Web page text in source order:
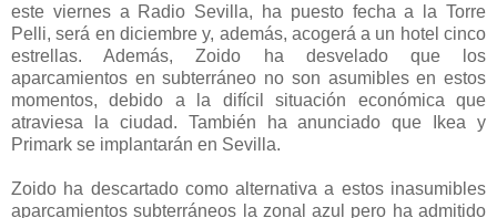
este viernes a Radio Sevilla, ha puesto fecha a la Torre
Pelli, será en diciembre y, además, acogerá a un hotel cinco
estrellas. Además, Zoido ha desvelado que los
aparcamientos en subterráneo no son asumibles en estos
momentos, debido a la difícil situación económica que
atraviesa la ciudad. También ha anunciado que Ikea y
Primark se implantarán en Sevilla.
Zoido ha descartado como alternativa a estos inasumibles
aparcamientos subterráneos la zonal azul pero ha admitido